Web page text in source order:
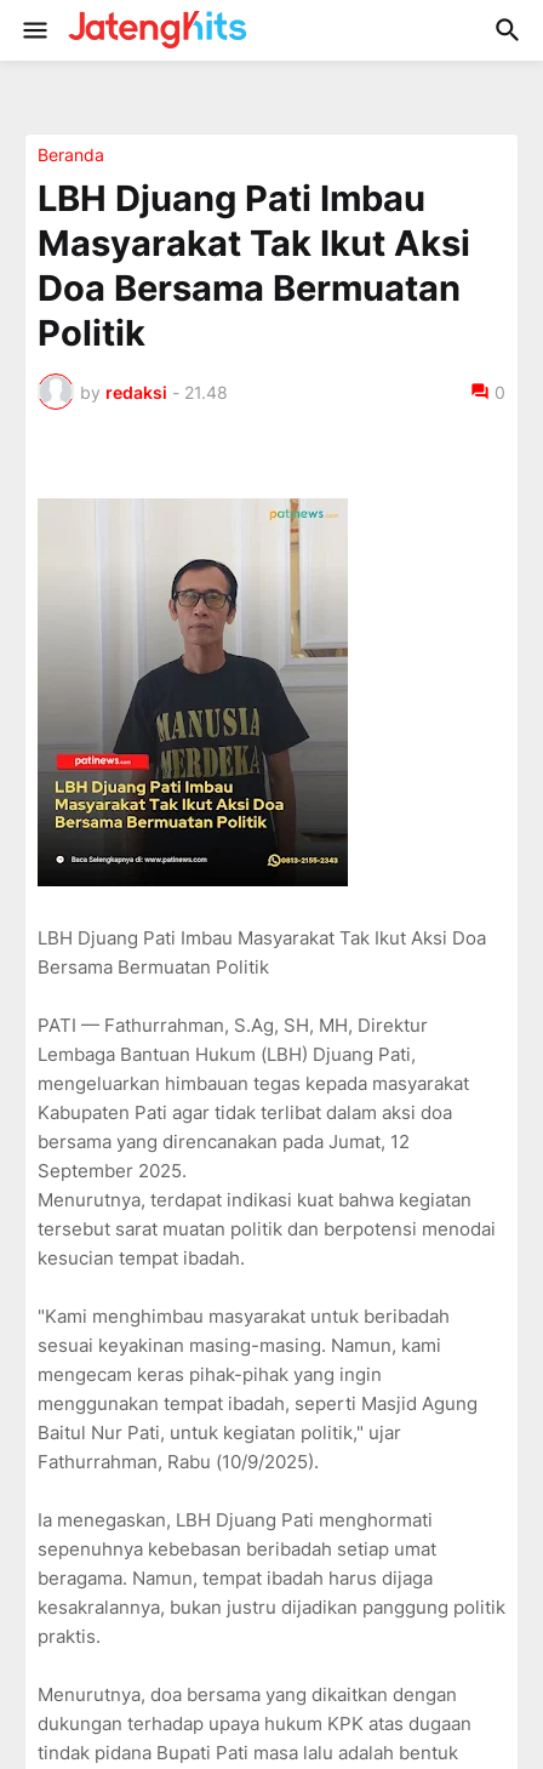
Beranda
LBH Djuang Pati Imbau
Masyarakat Tak Ikut Aksi
Doa Bersama Bermuatan
Politik
by redaksi - 21.48 0
LBH Djuang Pati Imbau Masyarakat Tak Ikut Aksi Doa
Bersama Bermuatan Politik
PATI — Fathurrahman, S.Ag, SH, MH, Direktur
Lembaga Bantuan Hukum (LBH) Djuang Pati,
mengeluarkan himbauan tegas kepada masyarakat
Kabupaten Pati agar tidak terlibat dalam aksi doa
bersama yang direncanakan pada Jumat, 12
September 2025.
Menurutnya, terdapat indikasi kuat bahwa kegiatan
tersebut sarat muatan politik dan berpotensi menodai
kesucian tempat ibadah.
"Kami menghimbau masyarakat untuk beribadah
sesuai keyakinan masing-masing. Namun, kami
mengecam keras pihak-pihak yang ingin
menggunakan tempat ibadah, seperti Masjid Agung
Baitul Nur Pati, untuk kegiatan politik," ujar
Fathurrahman, Rabu (10/9/2025).
Ia menegaskan, LBH Djuang Pati menghormati
sepenuhnya kebebasan beribadah setiap umat
beragama. Namun, tempat ibadah harus dijaga
kesakralannya, bukan justru dijadikan panggung politik
praktis.
Menurutnya, doa bersama yang dikaitkan dengan
dukungan terhadap upaya hukum KPK atas dugaan
tindak pidana Bupati Pati masa lalu adalah bentuk